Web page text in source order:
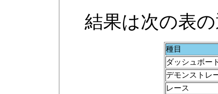
結果は次の表
種目
ダッシュボー
デモンストレ
レース